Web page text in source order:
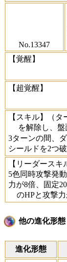
No.13347
【覚醒】
【超覚醒】
【スキル】
（
を解除し、盤
3ターンの間、
シールドを2つ破
【リーダースキ
5色同時攻撃発
力が8倍、固定
のHPと攻撃力
他の進化形態
進化形態